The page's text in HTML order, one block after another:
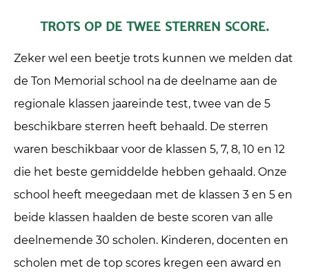
TROTS OP DE TWEE STERREN SCORE.
Zeker wel een beetje trots kunnen we melden dat
de Ton Memorial school na de deelname aan de
regionale klassen jaareinde test, twee van de 5
beschikbare sterren heeft behaald. De sterren
waren beschikbaar voor de klassen 5, 7, 8, 10 en 12
die het beste gemiddelde hebben gehaald. Onze
school heeft meegedaan met de klassen 3 en 5 en
beide klassen haalden de beste scoren van alle
deelnemende 30 scholen. Kinderen, docenten en
scholen met de top scores kregen een award en